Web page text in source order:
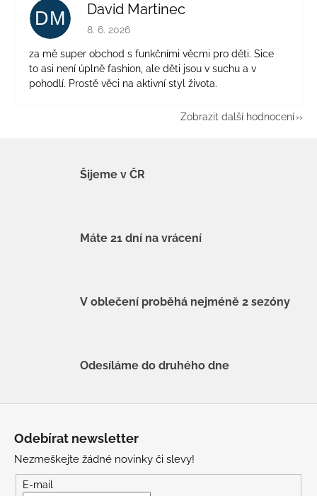
DM David Martinec
Hodnocení obchodu je 5 z 5 hvězdiček.
8. 6. 2026
za mě super obchod s funkčními věcmi pro děti. Sice
to asi není úplně fashion, ale děti jsou v suchu a v
pohodlí. Prostě věci na aktivní styl života.
Zobrazit další hodnocení
Šijeme v ČR
Máte 21 dní na vrácení
V oblečení proběhá nejméně 2 sezóny
Odesíláme do druhého dne
Odebírat newsletter
Nezmeškejte žádné novinky či slevy!
E-mail